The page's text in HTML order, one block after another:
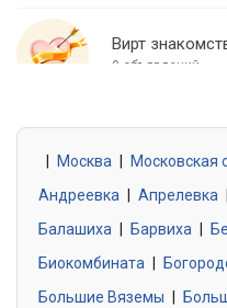
Вирт
0 объявлений
0 объявлений
Знакомства
0 объявлений
Москва Московская
Андреевка
Апрелевка
Балашиха
Барвиха
Биокомбината
Большие Вяземы